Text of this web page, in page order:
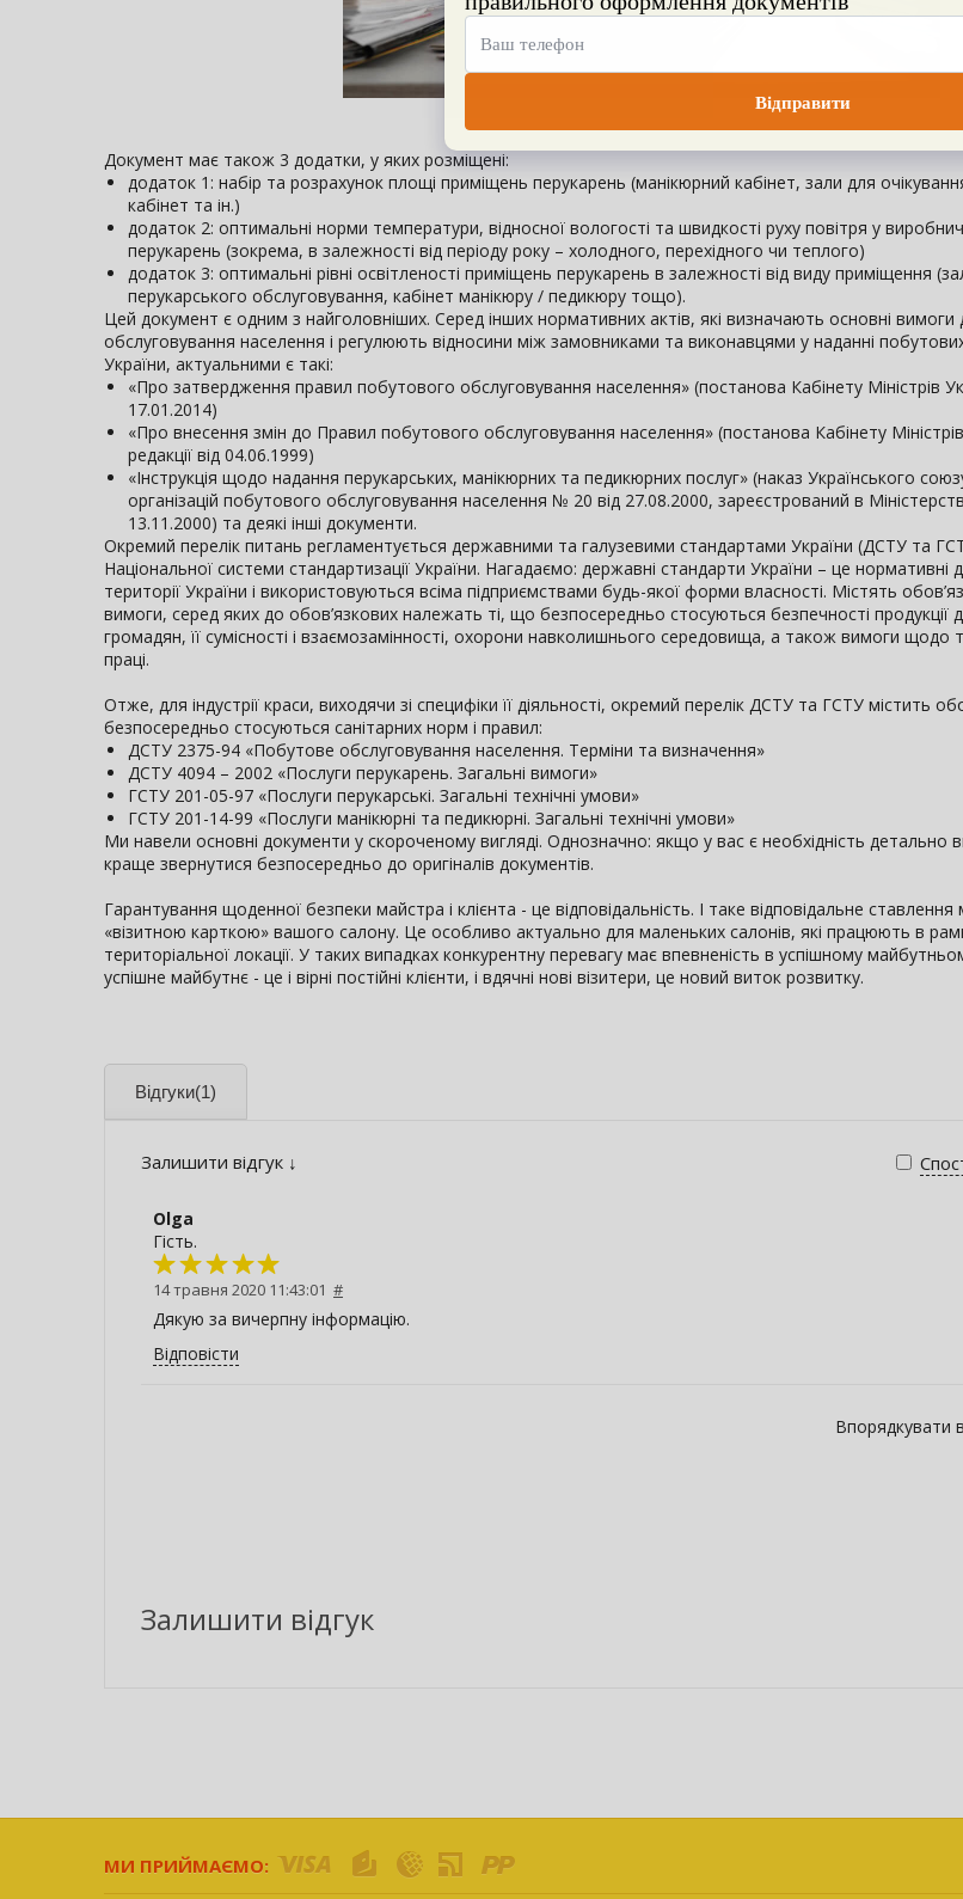
Документ має також 3 додатки, у яких розміщені:
додаток 1: набір та розрахунок площі приміщень перукарень (манікюрний кабінет, зали для
кабінет та ін.)
додаток 2: оптимальні норми температури, відносної вологості та швидкості руху повітря у
перукарень (зокрема, в залежності від періоду року – холодного, перехідного чи теплого)
додаток 3: оптимальні рівні освітленості приміщень перукарень в залежності від виду приміщення
перукарського обслуговування, кабінет манікюру / педикюру тощо).
Цей документ є одним з найголовніших. Серед інших нормативних актів, які визначають основні
обслуговування населення і регулюють відносини між замовниками та виконавцями у наданні
України, актуальними є такі:
«Про затвердження правил побутового обслуговування населення» (постанова Кабінету Міністрів
17.01.2014)
«Про внесення змін до Правил побутового обслуговування населення» (постанова Кабінету
редакції від 04.06.1999)
«Інструкція щодо надання перукарських, манікюрних та педикюрних послуг» (наказ Українського
організацій побутового обслуговування населення № 20 від 27.08.2000, зареєстрований в
13.11.2000) та деякі інші документи.
Окремий перелік питань регламентується державними та галузевими стандартами України (ДСТУ та
Національної системи стандартизації України. Нагадаємо: державні стандарти України – це
території України і використовуються всіма підприємствами будь-якої форми власності. Містять
вимоги, серед яких до обов’язкових належать ті, що безпосередньо стосуються безпечності продукції
громадян, її сумісності і взаємозамінності, охорони навколишнього середовища, а також вимоги щодо
праці.
Отже, для індустрії краси, виходячи зі специфіки її діяльності, окремий перелік ДСТУ та ГСТУ містить
безпосередньо стосуються санітарних норм і правил:
ДСТУ 2375-94 «Побутове обслуговування населення. Терміни та визначення»
ДСТУ 4094 – 2002 «Послуги перукарень. Загальні вимоги»
ГСТУ 201-05-97 «Послуги перукарські. Загальні технічні умови»
ГСТУ 201-14-99 «Послуги манікюрні та педикюрні. Загальні технічні умови»
Ми навели основні документи у скороченому вигляді. Однозначно: якщо у вас є необхідність детально
краще звернутися безпосередньо до оригіналів документів.
Гарантування щоденної безпеки майстра і клієнта - це відповідальність. І таке відповідальне
«візитною карткою» вашого салону. Це особливо актуально для маленьких салонів, які працюють в
територіальної локації. У таких випадках конкурентну перевагу має впевненість в успішному
успішне майбутнє - це і вірні постійні клієнти, і вдячні нові візитери, це новий виток розвитку.
Відгуки(1)
Залишити відгук ↓
Olga
Гість.
14 травня 2020 11:43:01 #
Дякую за вичерпну інформацію.
Відповісти
Впорядкувати
Залишити відгук
МИ ПРИЙМАЄМО: